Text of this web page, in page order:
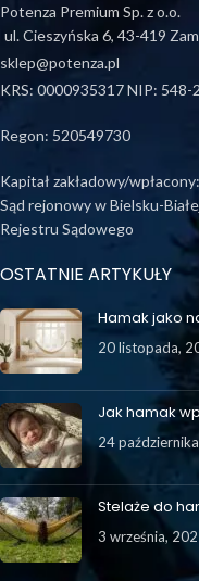
Potenza Premium Sp. z o.o.
ul. Cieszyńska 6, 43-419
sklep@potenza.pl
KRS: 0000935317 NIP: 548-
Regon: 520549730
Kapitał zakładowy/
Sąd rejonowy w Bielsku-
Rejestru Sądowego
OSTATNIE ARTYKUŁY
Hamak jako
20 listopada,
Jak hamak
24
Stelaże do
3 września,